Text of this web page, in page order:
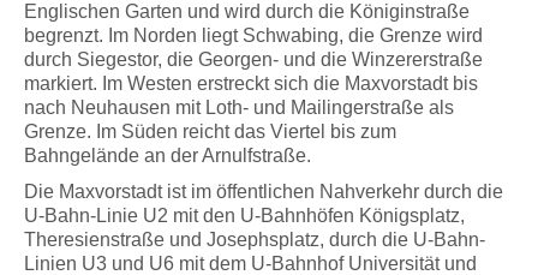
Englischen Garten und wird durch die Königinstraße
begrenzt. Im Norden liegt Schwabing, die Grenze wird
durch Siegestor, die Georgen- und die Winzererstraße
markiert. Im Westen erstreckt sich die Maxvorstadt bis
nach Neuhausen mit Loth- und Mailingerstraße als
Grenze. Im Süden reicht das Viertel bis zum
Bahngelände an der Arnulfstraße.
Die Maxvorstadt ist im öffentlichen Nahverkehr durch die
U-Bahn-Linie U2 mit den U-Bahnhöfen Königsplatz,
Theresienstraße und Josephsplatz, durch die U-Bahn-
Linien U3 und U6 mit dem U-Bahnhof Universität und